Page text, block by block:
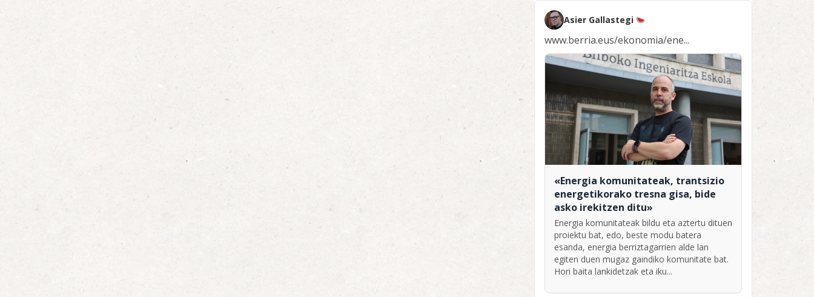
Asier Gallastegi
www.berria.eus/ekonomia/ene...
«Energia komunitateak, trantsizio
energetikorako tresna gisa, bide
asko irekitzen ditu»
Energia komunitateak bildu eta aztertu dituen
proiektu bat, edo, beste modu batera
esanda, energia berriztagarrien alde lan
egiten duen mugaz gaindiko komunitate bat.
Hori baita lankidetzak eta iku...